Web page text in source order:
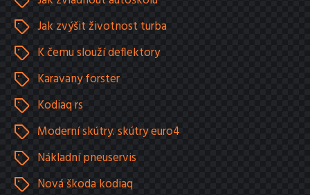
Jak zvýšit životnost turba
K čemu slouží deflektory
Karavany forster
Kodiaq rs
Moderní skútry. skútry euro4
Nákladní pneuservis
Nová škoda kodiaq